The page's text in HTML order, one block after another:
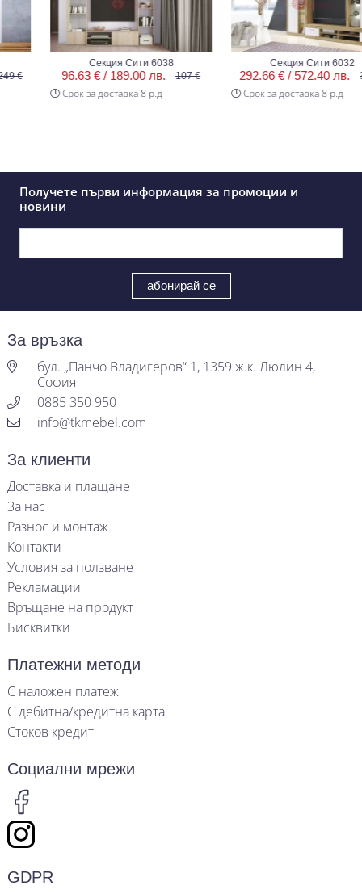
€
Секция Сити 6038
96.63 € /189.00 лв. 107 €
Срок за доставка 8 р.д
Секция Сити 6032
292.66 € /572.40 лв.
Срок за доставка 8 р.д
Получете първи информация за промоции и
новини
За връзка
бул. „Панчо Владигеров“ 1, 1359 ж.к. Люлин 4,
София
0885 350 950
info@tkmebel.com
За клиенти
Доставка и плащане
За нас
Разнос и монтаж
Контакти
Условия за ползване
Рекламации
Връщане на продукт
Бисквитки
Платежни методи
С наложен платеж
С дебитна/кредитна карта
Стоков кредит
Социални мрежи
GDPR